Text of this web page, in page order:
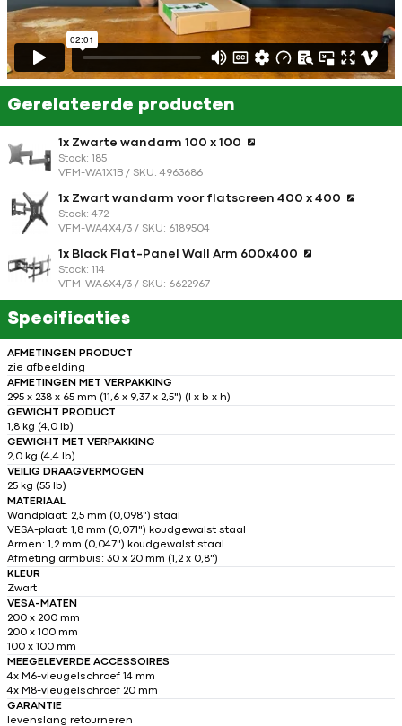
Gerelateerde producten
1x Zwarte wandarm 100 x 100
Stock: 185
VFM-WA1X1B / SKU: 4963686
1x Zwart wandarm voor flatscreen 400 x 400
Stock: 472
VFM-WA4X4/3 / SKU: 6189504
1x Black Flat-Panel Wall Arm 600x400
Stock: 114
VFM-WA6X4/3 / SKU: 6622967
Specificaties
AFMETINGEN PRODUCT
zie afbeelding
AFMETINGEN MET VERPAKKING
295 x 238 x 65 mm (11,6 x 9,37 x 2,5") (l x b x h)
GEWICHT PRODUCT
1,8 kg (4,0 lb)
GEWICHT MET VERPAKKING
2,0 kg (4,4 lb)
VEILIG DRAAGVERMOGEN
25 kg (55 lb)
MATERIAAL
Wandplaat: 2,5 mm (0,098") staal
VESA-plaat: 1,8 mm (0,071") koudgewalst staal
Armen: 1,2 mm (0,047") koudgewalst staal
Afmeting armbuis: 30 x 20 mm (1,2 x 0,8")
KLEUR
Zwart
VESA-MATEN
200 x 200 mm
200 x 100 mm
100 x 100 mm
MEEGELEVERDE ACCESSOIRES
4x M6-vleugelschroef 14 mm
4x M8-vleugelschroef 20 mm
GARANTIE
levenslang retourneren